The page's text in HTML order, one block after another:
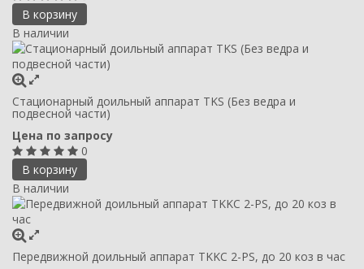
В корзину
В наличии
Стационарный доильный аппарат TKS (Без ведра и
подвесной части)
Цена по запросу
0
В корзину
В наличии
Передвижной доильный аппарат TKKC 2-PS, до 20 коз в час